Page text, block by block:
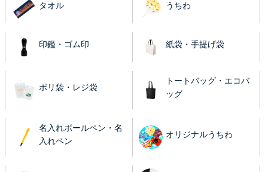
タオル うちわ
印鑑・ゴム印 紙袋・手提げ袋
ポリ袋・レジ袋
トートバッグ・エコバ
ッグ
名入れボールペン・名
入れペン
オリジナルうちわ